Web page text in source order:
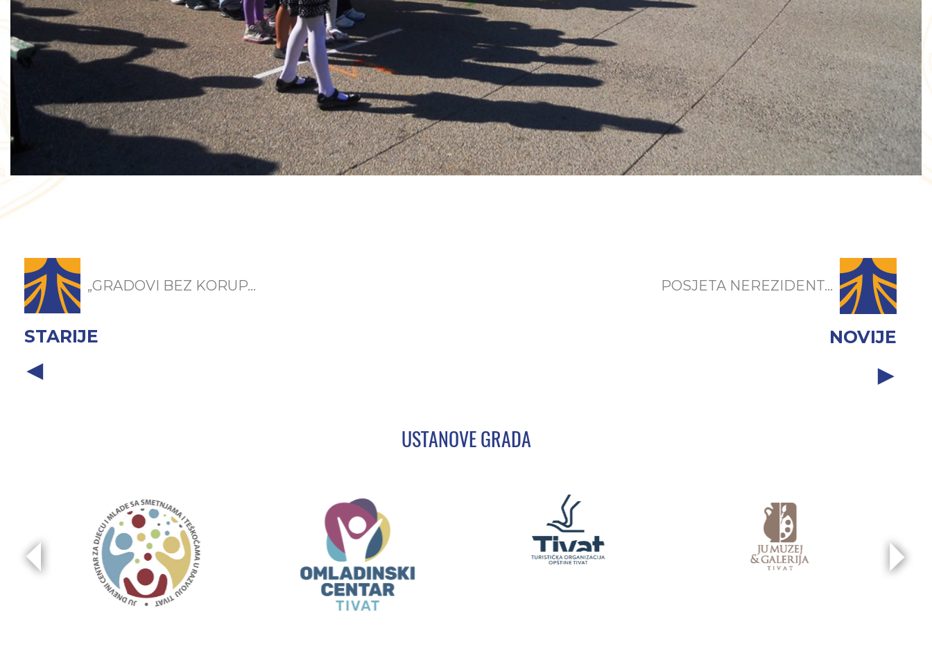
„GRADOVI BEZ KORUP...
STARIJE
POSJETA NEREZIDENT...
NOVIJE
USTANOVE GRADA